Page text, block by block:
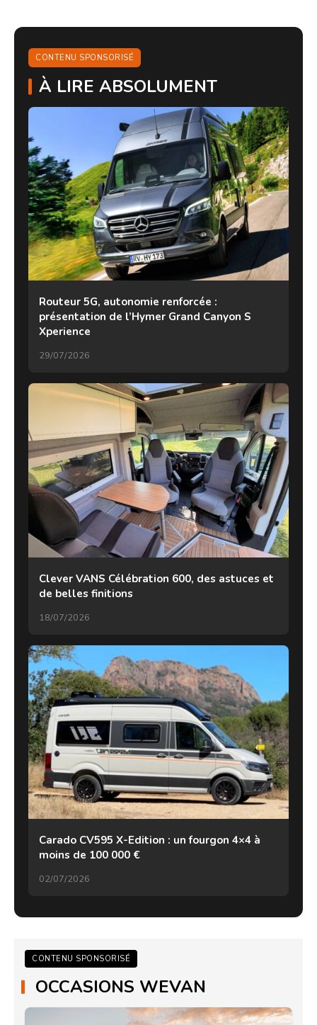
CONTENU SPONSORISÉ
À LIRE ABSOLUMENT
Routeur 5G, autonomie renforcée :
présentation de l’Hymer Grand Canyon S
Xperience
29/07/2026
Clever VANS Célébration 600, des astuces et
de belles finitions
18/07/2026
Carado CV595 X-Edition : un fourgon 4×4 à
moins de 100 000 €
02/07/2026
CONTENU SPONSORISÉ
OCCASIONS WEVAN